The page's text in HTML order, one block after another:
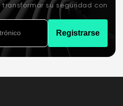
su seguridad con
Registrarse